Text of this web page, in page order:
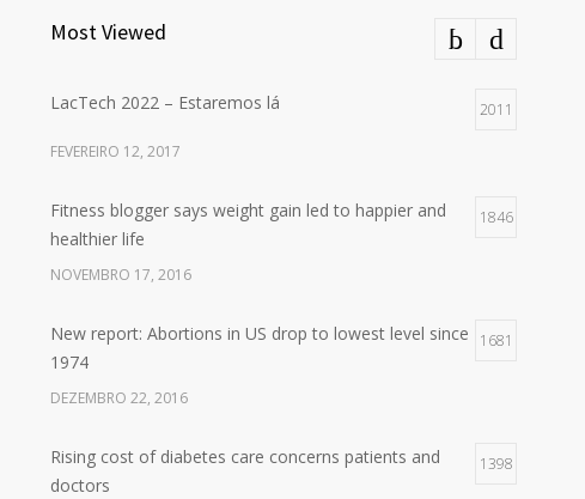
Most Viewed
LacTech 2022 – Estaremos lá 2011
FEVEREIRO 12, 2017
Fitness blogger says weight gain led to happier and
healthier life
1846
NOVEMBRO 17, 2016
New report: Abortions in US drop to lowest level since
1974
1681
DEZEMBRO 22, 2016
Rising cost of diabetes care concerns patients and
doctors
1398